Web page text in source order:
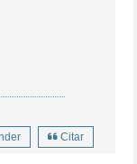
Citar